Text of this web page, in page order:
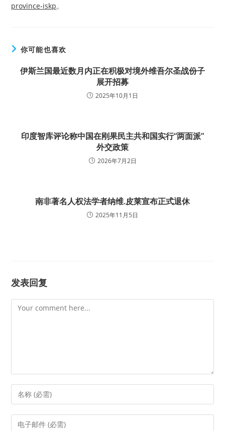
province-iskp。
你可能也喜欢
伊斯兰国最近数月内正在积极对境外维吾尔圣战份子
展开招募
2025年10月1日
印度智库评论称中国在刚果民主共和国实行“两面派”
外交政策
2026年7月2日
南非著名人权法学者纳维.皮莱宣布正式退休
2025年11月5日
发表回复
Comment
Enter
your
name
Enter